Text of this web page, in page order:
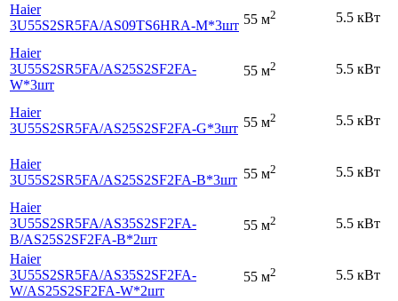
Haier
3U55S2SR5FA/AS09TS6HRA-M*3шт 55 м2 5.5 кВт
Haier
3U55S2SR5FA/AS25S2SF2FA-
W*3шт
55 м2 5.5 кВт
Haier
3U55S2SR5FA/AS25S2SF2FA-G*3шт 55 м2 5.5 кВт
Haier
3U55S2SR5FA/AS25S2SF2FA-B*3шт 55 м2 5.5 кВт
Haier
3U55S2SR5FA/AS35S2SF2FA-
B/AS25S2SF2FA-B*2шт
55 м2 5.5 кВт
Haier
3U55S2SR5FA/AS35S2SF2FA-
W/AS25S2SF2FA-W*2шт
55 м2 5.5 кВт